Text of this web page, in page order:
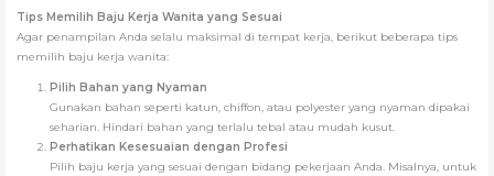
Tips Memilih Baju Kerja Wanita yang Sesuai
Agar penampilan Anda selalu maksimal di tempat kerja, berikut beberapa tips
memilih baju kerja wanita:
Pilih Bahan yang Nyaman
Gunakan bahan seperti katun, chiffon, atau polyester yang nyaman dipakai
seharian. Hindari bahan yang terlalu tebal atau mudah kusut.
Perhatikan Kesesuaian dengan Profesi
Pilih baju kerja yang sesuai dengan bidang pekerjaan Anda. Misalnya, untuk